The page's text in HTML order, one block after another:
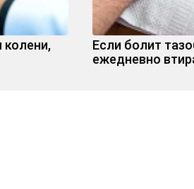
колени,
Если болит
ежедневно